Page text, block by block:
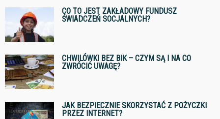
CO TO JEST ZAKŁADOWY FUNDUSZ
ŚWIADCZEŃ SOCJALNYCH?
CHWILÓWKI BEZ BIK – CZYM SĄ I NA CO
ZWRÓCIĆ UWAGĘ?
JAK BEZPIECZNIE SKORZYSTAĆ Z POŻYCZKI
PRZEZ INTERNET?